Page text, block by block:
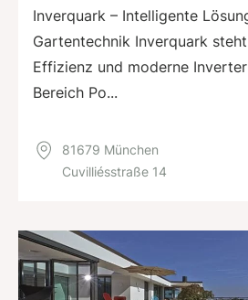
Inverquark – Intelligente
Gartentechnik Inverquark
Effizienz und moderne
Bereich Po...
81679 München
Cuvilliésstraße 14